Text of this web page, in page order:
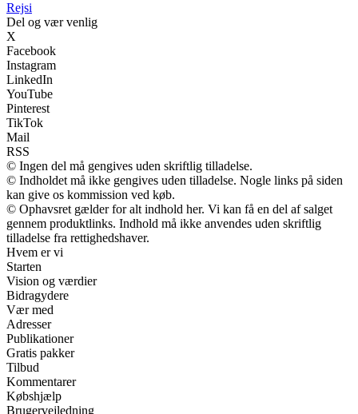
Rejsi
Del og vær venlig
X
Facebook
Instagram
LinkedIn
YouTube
Pinterest
TikTok
Mail
RSS
© Ingen del må gengives uden skriftlig tilladelse.
© Indholdet må ikke gengives uden tilladelse. Nogle links på siden
kan give os kommission ved køb.
© Ophavsret gælder for alt indhold her. Vi kan få en del af salget
gennem produktlinks. Indhold må ikke anvendes uden skriftlig
tilladelse fra rettighedshaver.
Hvem er vi
Starten
Vision og værdier
Bidragydere
Vær med
Adresser
Publikationer
Gratis pakker
Tilbud
Kommentarer
Købshjælp
Brugervejledning